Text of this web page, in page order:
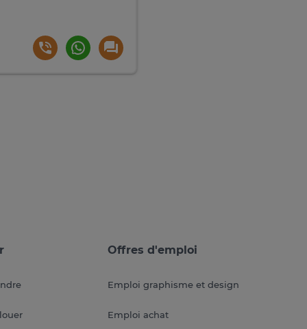
Offres d'emploi
Emploi graphisme et design
Emploi achat